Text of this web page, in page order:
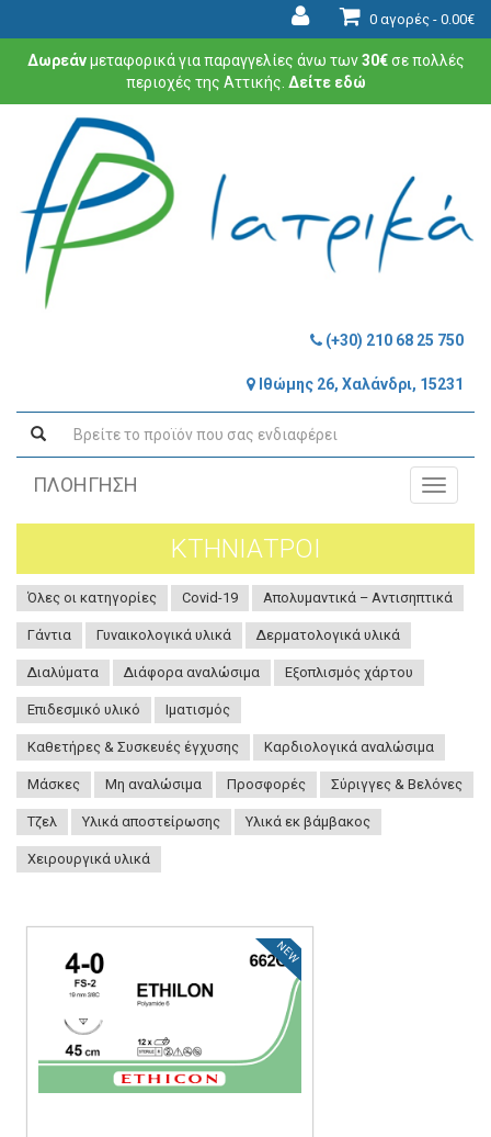
Δωρεάνμεταφορικά για παραγγελίες άνω των30€σε πολλές
περιοχές της Αττικής. Δείτε εδώ
0 αγορές - 0.00€
(+30) 210 68 25 750
Ιθώμης 26, Χαλάνδρι, 15231
Toggle
ΠΛΟΗΓΗΣΗ
ΚΤΗΝΙΑΤΡΟΙ
Όλες οι κατηγορίες Covid-19 Απολυμαντικά – Αντισηπτικά
Γάντια Γυναικολογικά υλικά Δερματολογικά υλικά
Διαλύματα Διάφορα αναλώσιμα Εξοπλισμός χάρτου
Επιδεσμικό υλικό Ιματισμός
Καθετήρες & Συσκευές έγχυσης Καρδιολογικά αναλώσιμα
Μάσκες Μη αναλώσιμα Προσφορές Σύριγγες & Βελόνες
Τζελ Υλικά αποστείρωσης Υλικά εκ βάμβακος
Χειρουργικά υλικά
NEW